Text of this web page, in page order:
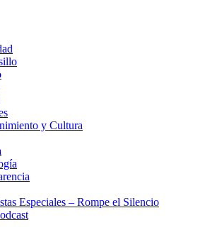
y Cultura
Especiales – Rompe el Silencio